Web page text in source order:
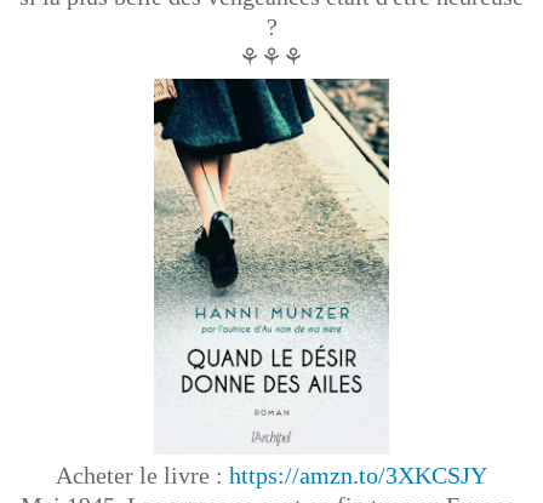
?
⚘⚘⚘
Acheter le livre : https://amzn.to/3XKCSJY